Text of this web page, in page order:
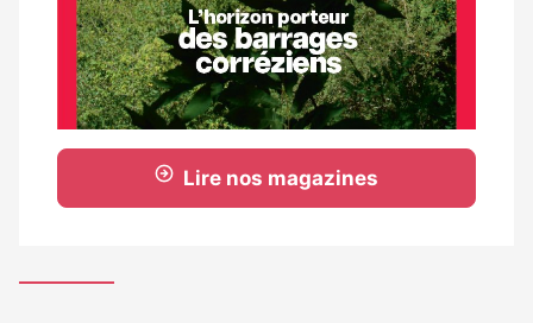
Lire nos magazines